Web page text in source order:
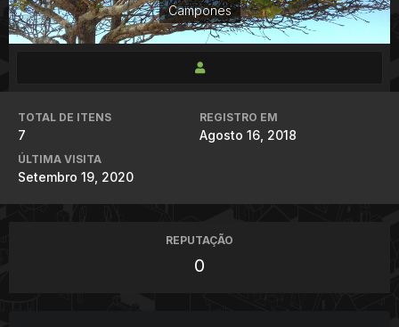
Campones
TOTAL DE ITENS
7
REGISTRO EM
Agosto 16, 2018
ÚLTIMA VISITA
Setembro 19, 2020
REPUTAÇÃO
0